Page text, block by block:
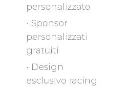
personalizzato
• Sponsor
personalizzati
gratuiti
• Design
esclusivo racing